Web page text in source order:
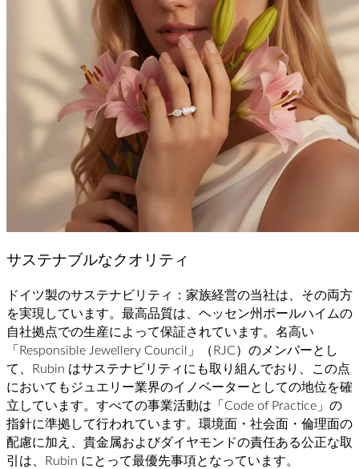
サステナブルなクオリティ
ドイツ製のサステナビリティ：家族経営の当社は、その両方
を実現しています。最高品質は、ヘッセン州ポールハイムの
自社拠点での生産によって保証されています。名高い
「Responsible Jewellery Council」（RJC）のメンバーとし
て、Rubin はサステナビリティにも取り組んでおり、この点
においてもジュエリー業界のイノベーターとしての地位を確
立しています。すべての事業活動は「Code of Practice」の
指針に準拠して行われています。環境面・社会面・倫理面の
配慮に加え、貴金属およびダイヤモンドの責任ある公正な取
引は、Rubin にとって最優先事項となっています。